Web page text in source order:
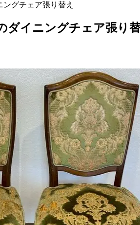
ングチェア張り替え
ダイニングチェア張り